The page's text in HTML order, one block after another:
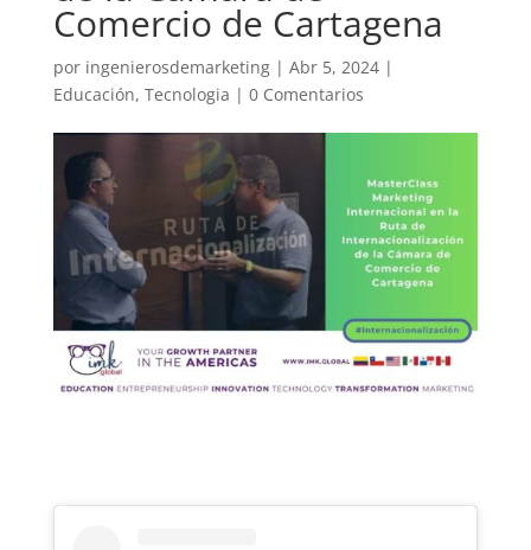
Comercio de Cartagena
por ingenierosdemarketing| Abr 5, 2024|
Educación, Tecnologia | 0 Comentarios